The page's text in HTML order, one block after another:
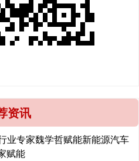
资讯
业专家魏学哲赋能新能源汽车
赋能